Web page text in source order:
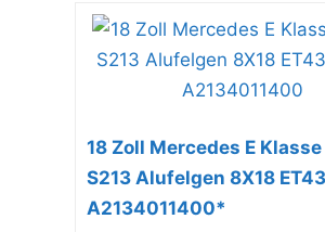
18 Zoll Mercedes E
S213 Alufelgen 8X18
A2134011400*